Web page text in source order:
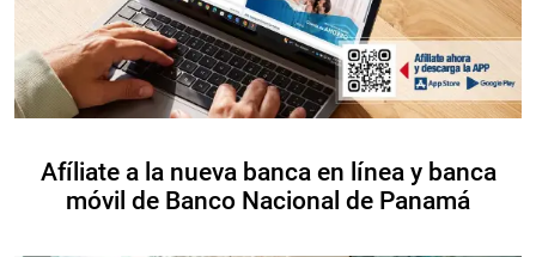
Afíliate a la nueva banca en línea y banca
móvil de Banco Nacional de Panamá